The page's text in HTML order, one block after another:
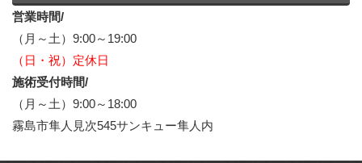
営業時間/
（月～土）9:00～19:00
（日・祝）定休日
施術受付時間/
（月～土）9:00～18:00
霧島市隼人見次545サンキュー隼人内